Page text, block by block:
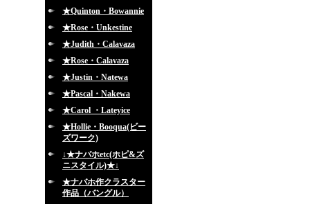
★Quinton・Bowannie
★Rose・Unkestine
★Judith・Calavaza
★Rose・Calavaza
★Justin・Natewa
★Pascal・Nakewa
★Carol ・Lateyice
★Hollie・Booqua(ビー
ズワーク)
↓★ナバホetc(ホピ&ズ
ニスタイル)★↓
★ナバホ作クラスター
作品（バングル）